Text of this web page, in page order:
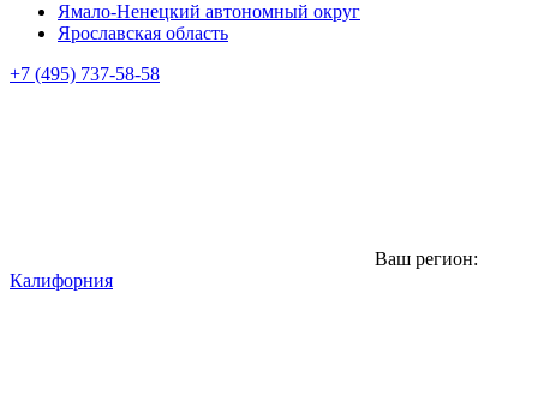
Ямало-Ненецкий автономный округ
Ярославская область
+7 (495) 737-58-58
Ваш регион:
Калифорния